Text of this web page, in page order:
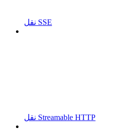
نقل SSE
نقل Streamable HTTP